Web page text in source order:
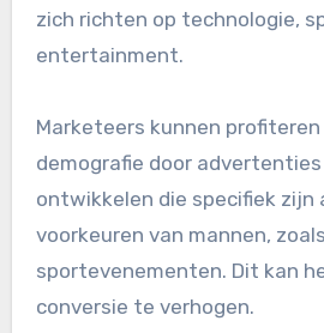
zich richten op technologie,
entertainment.
Marketeers kunnen profiteren
demografie door
ontwikkelen die specifiek zijn
voorkeuren van mannen,
sportevenementen. Dit kan
conversie te verhogen.